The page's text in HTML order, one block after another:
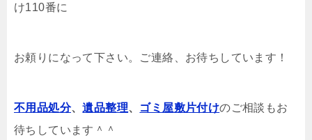
け110番に
お頼りになって下さい。ご連絡、お待ちしています！
不用品処分、遺品整理、 ゴミ屋敷片付けのご相談もお
待ちしています＾＾